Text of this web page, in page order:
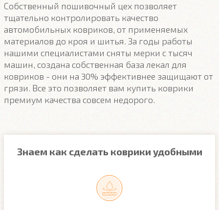
Собственный пошивочный цех позволяет
тщательно контролировать качество
автомобильных ковриков, от применяемых
материалов до кроя и шитья. За годы работы
нашими специалистами сняты мерки с тысяч
машин, создана собственная база лекал для
ковриков - они на 30% эффективнее защищают от
грязи. Все это позволяет вам купить коврики
премиум качества совсем недорого.
Знаем как сделать коврики удобными